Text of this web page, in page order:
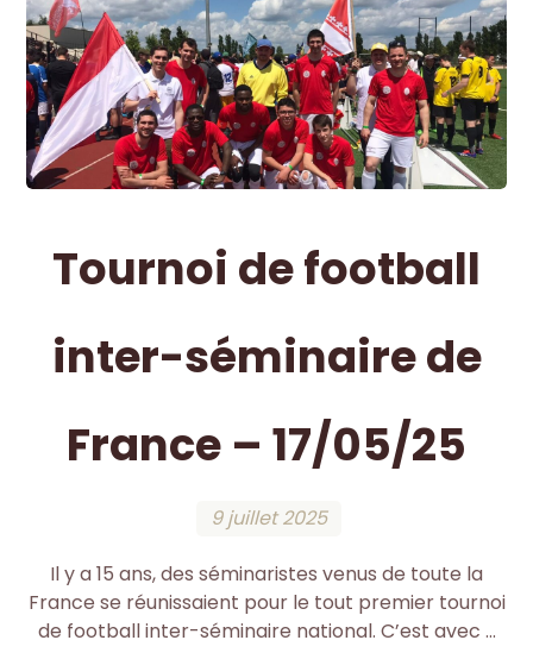
Tournoi de football
inter-séminaire de
France – 17/05/25
9 juillet 2025
Il y a 15 ans, des séminaristes venus de toute la
France se réunissaient pour le tout premier tournoi
de football inter-séminaire national. C’est avec ...